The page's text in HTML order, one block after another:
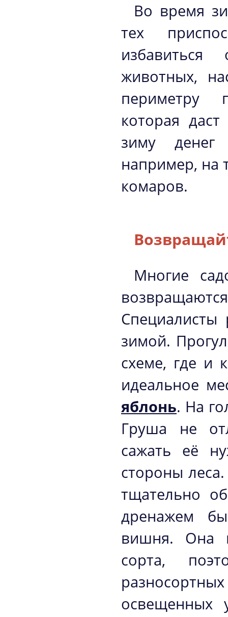
Во время
тех
избавиться
животных,
периметру
которая
зиму денег
например, на
комаров.
Многие
зимой.
схеме, где и
идеальное
яблонь. На
Груша не
сажать её
стороны
тщательно
дренажем
вишня. Она
сорта,
освещенных